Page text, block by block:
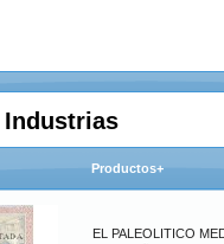
Productos+
EL PALEOLITICO